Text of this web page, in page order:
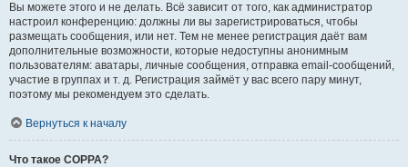
Вы можете этого и не делать. Всё зависит от того, как администратор
настроил конференцию: должны ли вы зарегистрироваться, чтобы
размещать сообщения, или нет. Тем не менее регистрация даёт вам
дополнительные возможности, которые недоступны анонимным
пользователям: аватары, личные сообщения, отправка email-сообщений,
участие в группах и т. д. Регистрация займёт у вас всего пару минут,
поэтому мы рекомендуем это сделать.
Вернуться к началу
Что такое COPPA?